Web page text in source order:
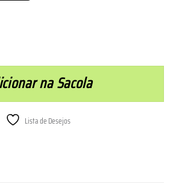
na Sacola
Lista de Desejos